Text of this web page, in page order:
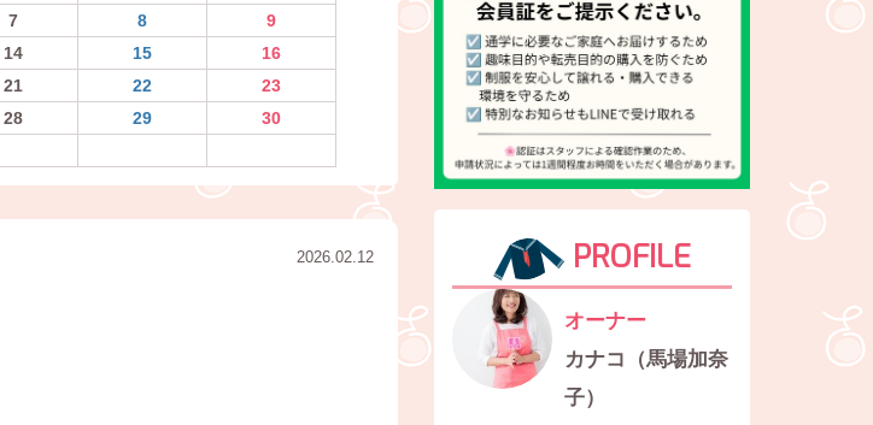
7 8
9
14 15
16
21 22
23
28 29
30
2026.02.12 PROFILE
オーナー
カナコ（馬場加奈
子）